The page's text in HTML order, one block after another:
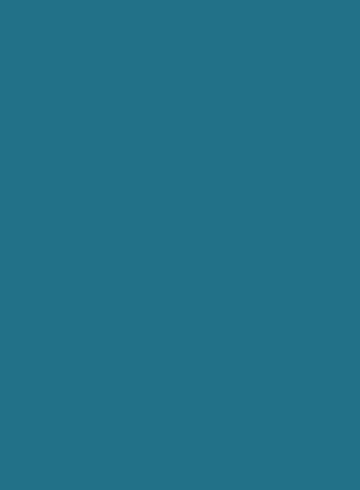
e artigos da AEPET em primeira